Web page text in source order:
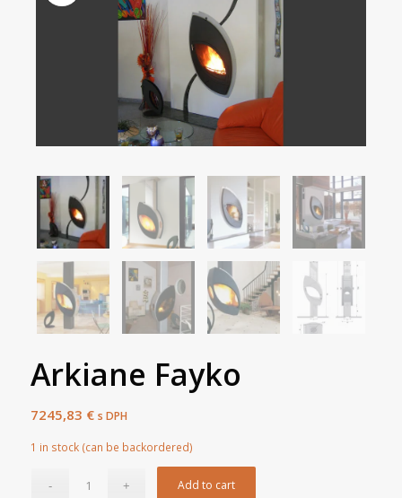
Arkiane Fayko
7245,83 € s DPH
1 in stock (can be backordered)
Add to cart